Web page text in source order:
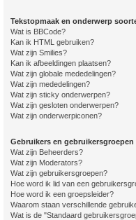
Tekstopmaak en onderwerp
Wat is BBCode?
Kan ik HTML gebruiken?
Wat zijn Smilies?
Kan ik afbeeldingen plaatsen?
Wat zijn globale mededelingen?
Wat zijn mededelingen?
Wat zijn sticky onderwerpen?
Wat zijn gesloten onderwerpen?
Wat zijn onderwerpiconen?
Gebruikers en gebruikersgroepen
Wat zijn Beheerders?
Wat zijn Moderators?
Wat zijn gebruikersgroepen?
Hoe word ik lid van een
Hoe word ik een groepsleider?
Waarom staan verschillende
Wat is de "Standaard